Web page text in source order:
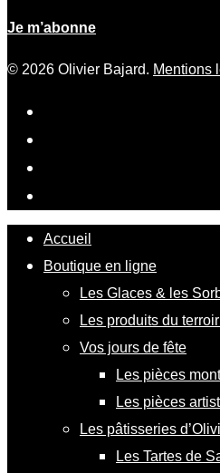
Je m’abonne
© 2026 Olivier Bajard. Mentions
Accueil
Boutique en ligne
Les Glaces & les
Les produits du
Vos jours de fête
Les pièces
Les pièces
Les pâtisseries
Les Tartes de